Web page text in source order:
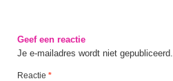
Geef een reactie
Je e-mailadres wordt niet gepubliceerd.
Reactie *